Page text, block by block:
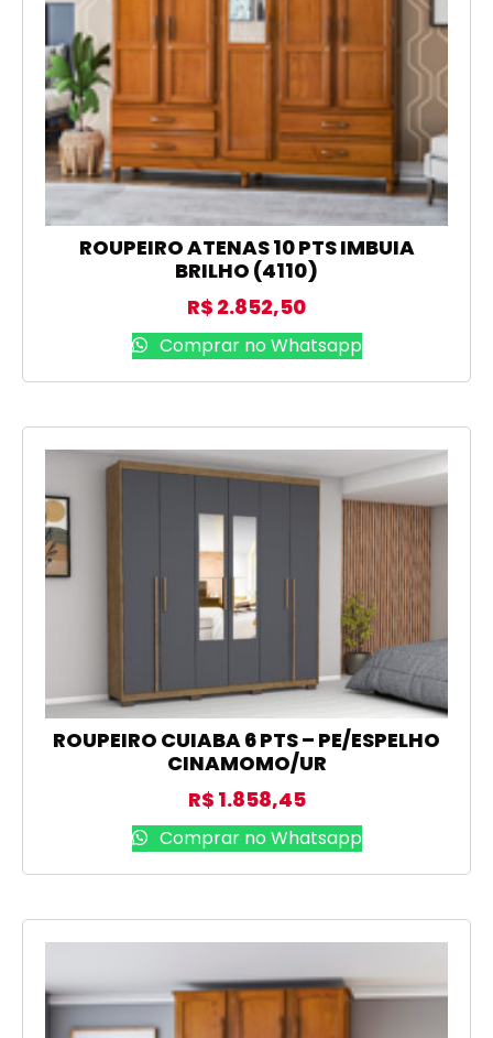
ROUPEIRO ATENAS 10 PTS IMBUIA
BRILHO (4110)
R$ 2.852,50
Comprar no Whatsapp
ROUPEIRO CUIABA 6 PTS – PE/ESPELHO
CINAMOMO/UR
R$ 1.858,45
Comprar no Whatsapp